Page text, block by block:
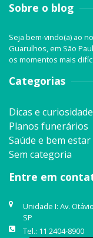
Sobre o blog
Seja bem-vindo(a) ao
Guarulhos, em São
os momentos mais
Categorias
Dicas e
Planos funerários
Saúde e bem estar
Sem categoria
Entre em
Unidade I: Av.
SP
Tel.: 11 2404-8900